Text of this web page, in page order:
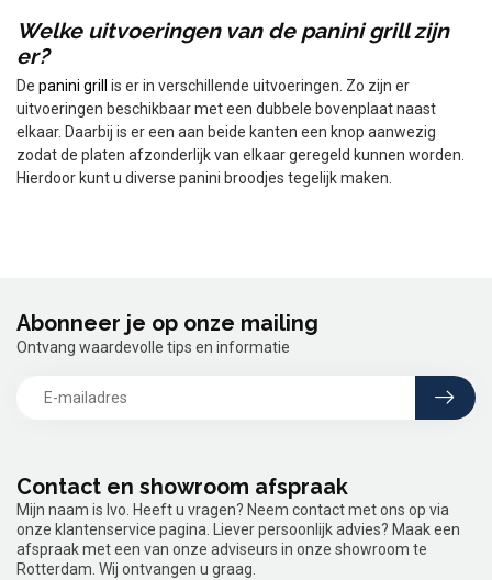
Welke uitvoeringen van de panini grill zijn
er?
De panini grill
is er in verschillende uitvoeringen. Zo zijn er
uitvoeringen beschikbaar met een dubbele bovenplaat naast
elkaar. Daarbij is er een aan beide kanten een knop aanwezig
zodat de platen afzonderlijk van elkaar geregeld kunnen worden.
Hierdoor kunt u diverse panini broodjes tegelijk maken.
Contact en showroom afspraak
Mijn naam is Ivo. Heeft u vragen? Neem contact met ons op via
onze klantenservice pagina. Liever persoonlijk advies? Maak een
afspraak met een van onze adviseurs in onze showroom te
Rotterdam. Wij ontvangen u graag.
Abonneer je op onze mailing
Ontvang waardevolle tips en informatie